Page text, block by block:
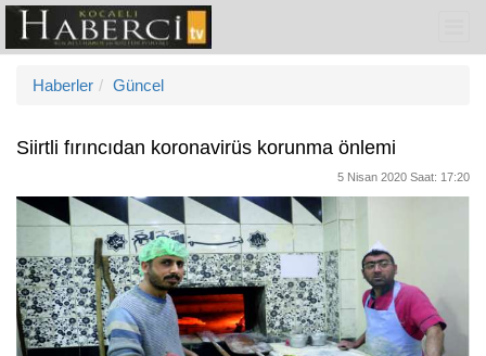
Haberler Güncel
Siirtli fırıncıdan koronavirüs korunma önlemi
5 Nisan 2020 Saat: 17:20